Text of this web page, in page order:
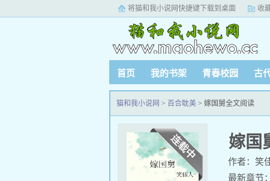
将猫和我小说网快捷键下载到桌面 收
首页 我的书架 青春校园 古
猫和我小说网 > 百合耽美 > 嫁国舅全文阅读
嫁国
作者：笑
最新章节